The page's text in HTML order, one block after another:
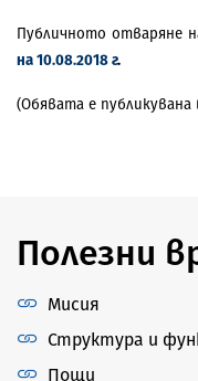
Публичното отваряне
на 10.08.2018 г.
(Обявата е
Полезни
Мисия
Структура и
Пощи